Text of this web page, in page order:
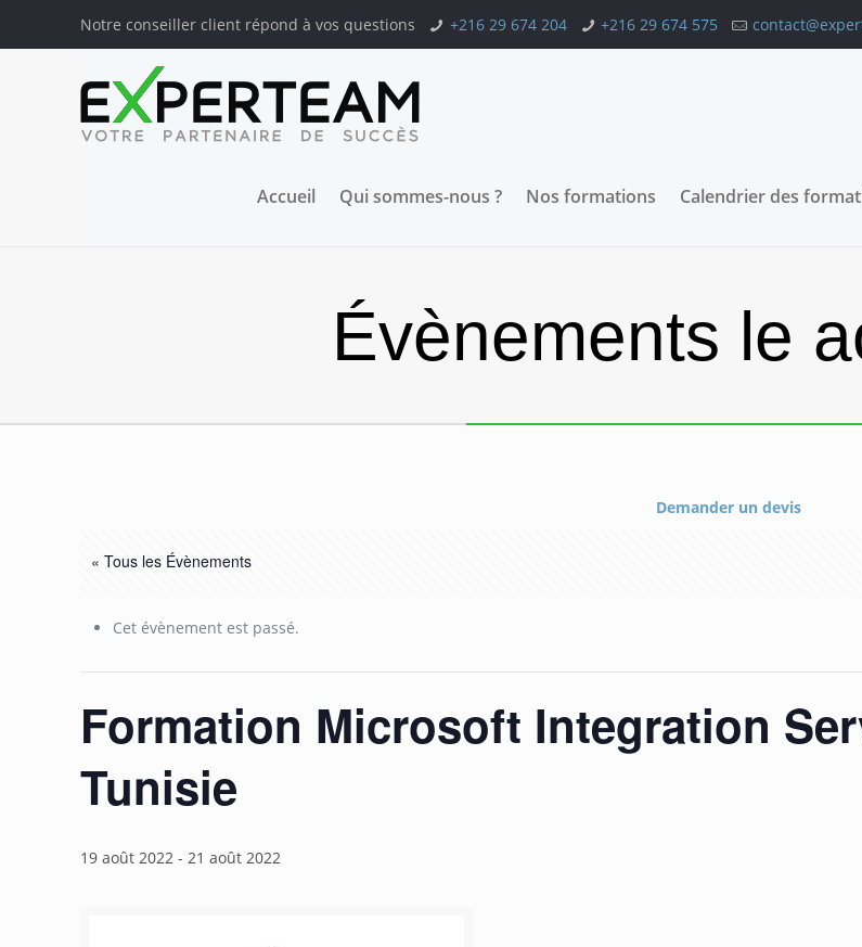
Notre conseiller client répond à vos questions +216 29 674 204 +216 29 674 575
Accueil Qui sommes-nous ? Nos formations Calendrier des
Évènements le
Demander un devis
« Tous les Évènements
Cet évènement est passé.
Formation Microsoft Integration
Tunisie
19 août 2022 -21 août 2022